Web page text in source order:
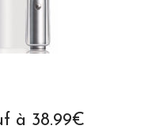
à 38.99€